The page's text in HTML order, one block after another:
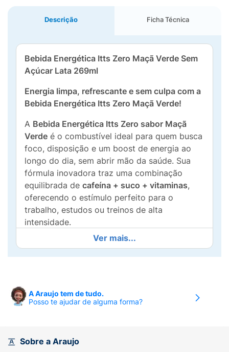
Descrição Ficha Técnica
Bebida Energética Itts Zero Maçã Verde Sem
Açúcar Lata 269ml
Energia limpa, refrescante e sem culpa com a
Bebida Energética Itts Zero Maçã Verde!
A Bebida Energética Itts Zero sabor Maçã
Verde é o combustível ideal para quem busca
foco, disposição e um boost de energia ao
longo do dia, sem abrir mão da saúde. Sua
fórmula inovadora traz uma combinação
equilibrada de cafeína + suco + vitaminas,
oferecendo o estímulo perfeito para o
trabalho, estudos ou treinos de alta
intensidade.
O grande diferencial está na linha
Açúcar, entregando o sabor autêntico, cítrico
prática em lata de 269ml com efeito de
gotículas, ela é perfeita para ser consumida
revigorante.
Ver mais...
A Araujo tem de tudo.
Posso te ajudar de alguma forma?
Sobre a Araujo